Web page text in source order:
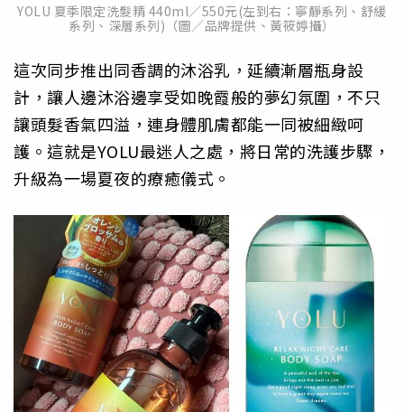
YOLU 夏季限定洗髮精 440ml／550元(左到右：寧靜系列、舒緩
系列、深層系列)（圖／品牌提供、黃筱婷攝）
這次同步推出同香調的沐浴乳，延續漸層瓶身設
計，讓人邊沐浴邊享受如晚霞般的夢幻氛圍，不只
讓頭髮香氣四溢，連身體肌膚都能一同被細緻呵
護。這就是YOLU最迷人之處，將日常的洗護步驟，
升級為一場夏夜的療癒儀式。